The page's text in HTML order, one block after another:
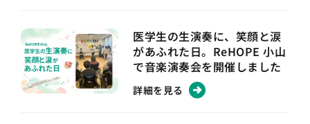
医学生の生演奏に、笑顔と涙
があふれた日。ReHOPE 小山
で音楽演奏会を開催しました
詳細を見る